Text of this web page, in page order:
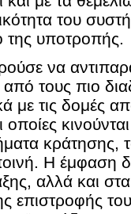
του
της υποτροπής.
να
τους πιο
με τις δομές
κράτησης,
Η έμφαση
αλλά και
επιστροφής